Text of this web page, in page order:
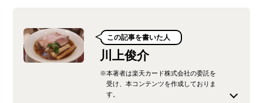
この記事を書いた人
川上俊介
※本著者は楽天カード株式会社の委託を
受け、本コンテンツを作成しておりま
す。